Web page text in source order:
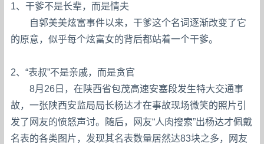
1、干爹不是长辈，而是情夫
自郭美美炫富事件以来，干爹这个名词逐渐改变了它
的原意，似乎每个炫富女的背后都站着一个干爹。
2、“表叔”不是亲戚，而是贪官
8月26日，在陕西省包茂高速安塞段发生特大交通事
故，一张陕西安监局局长杨达才在事故现场微笑的照片引
发了网友的愤怒声讨。随后，网友“人肉搜索”出杨达才佩戴
名表的各类图片，发现其名表数量居然达83块之多，网友